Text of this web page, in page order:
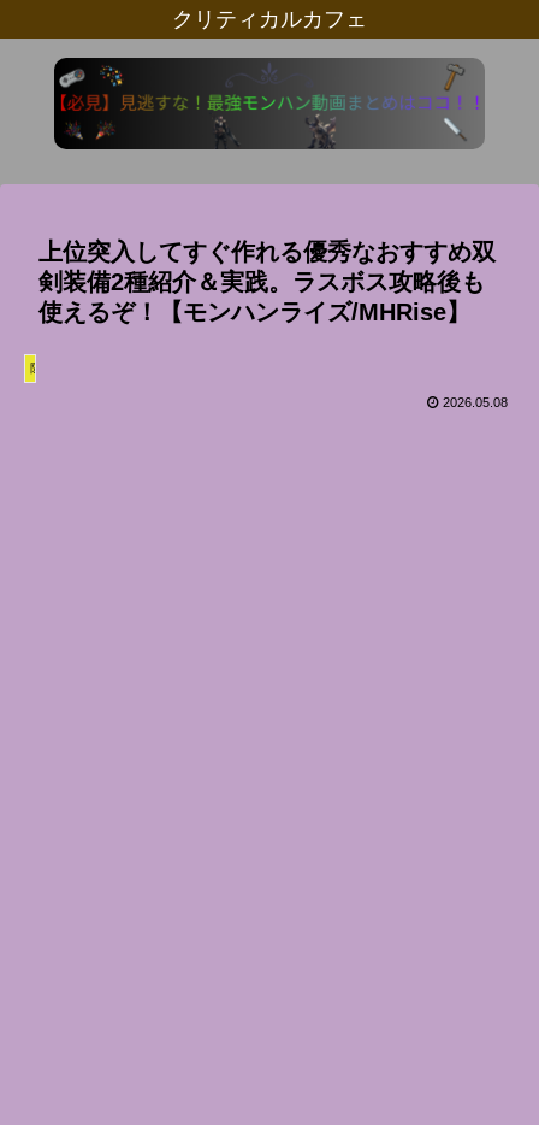
クリティカルカフェ
上位突入してすぐ作れる優秀なおすすめ双
剣装備2種紹介＆実践。ラスボス攻略後も
使えるぞ！【モンハンライズ/MHRise】
防具
2026.05.08